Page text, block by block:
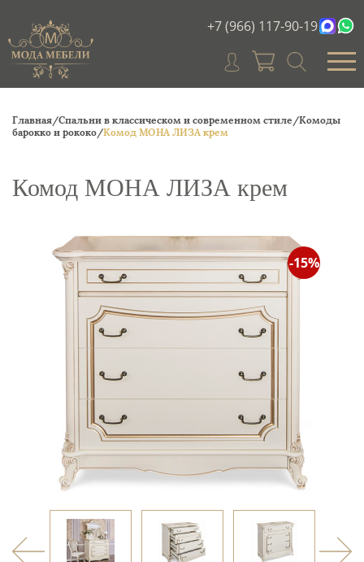
+7 (966) 117-90-19
Главная/Спальни в классическом и современном стиле/Комоды
барокко и рококо/Комод МОНА ЛИЗА крем
Комод МОНА ЛИЗА крем
-15%